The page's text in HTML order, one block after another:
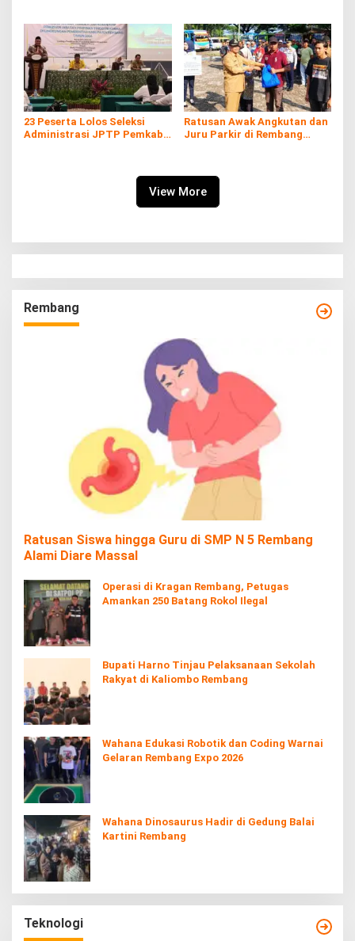
23 Peserta Lolos Seleksi
Administrasi JPTP Pemkab
Ratusan Awak Angkutan dan
Juru Parkir di Rembang
View More
Rembang
Ratusan Siswa hingga Guru di SMP N 5 Rembang
Alami Diare Massal
Operasi di Kragan Rembang, Petugas
Amankan 250 Batang Rokol Ilegal
Bupati Harno Tinjau Pelaksanaan Sekolah
Rakyat di Kaliombo Rembang
Wahana Edukasi Robotik dan Coding Warnai
Gelaran Rembang Expo 2026
Wahana Dinosaurus Hadir di Gedung Balai
Kartini Rembang
Teknologi